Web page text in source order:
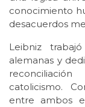
conocimiento
desacuerdos
Leibniz
alemanas y
catolicismo.
entre ambos